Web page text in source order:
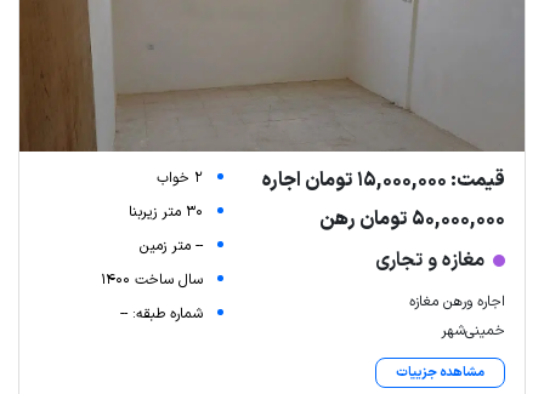
قیمت: 15,000,000 تومان اجاره
50,000,000 تومان رهن
مغازه و تجاری
اجاره ورهن مغازه
خمینی‌شهر
مشاهده جزییات
2 خواب
30 متر زیربنا
-- متر زمین
سال ساخت 1400
شماره طبقه: --